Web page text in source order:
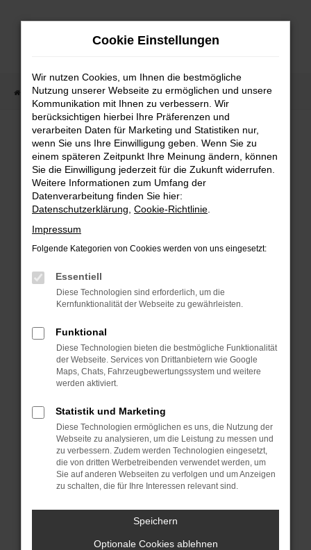
Zum
Startseite Fahrzeugangebote Fahrzeugmarkt
Fahrzeugmarkt
Fehler: Network Error
Beim Laden ist ein Fehler aufgetreten.
Hier sind ein paar Tipps, die dir helfen können:
Überprüfe deine Firewall und deine
Internetverbindung.
deine Suchmaschine?
Prüfe deine Browsererweiterungen.
Manche Erweiterungen, wie Werbeblocker,
können das Laden bestimmter Seiten
anderen Browser oder in einem privaten
Fenster?
Starte dein Gerät neu.
Das kann manchmal helfen,
vorübergehende Probleme zu beheben.
Stelle sicher, dass dein Browser und dein
Betriebssystem auf dem neuesten Stand
Cookie Einstellungen
Wir nutzen Cookies, um Ihnen die bestmögliche
Nutzung unserer Webseite zu ermöglichen und unsere
Kommunikation mit Ihnen zu verbessern. Wir
berücksichtigen hierbei Ihre Präferenzen und
verarbeiten Daten für Marketing und Statistiken nur,
wenn Sie uns Ihre Einwilligung geben. Wenn Sie zu
einem späteren Zeitpunkt Ihre Meinung ändern, können
Sie die Einwilligung jederzeit für die Zukunft widerrufen.
Weitere Informationen zum Umfang der
Datenverarbeitung finden Sie hier:
Datenschutzerklärung Cookie-Richtlinie
Impressum
Folgende Kategorien von Cookies werden von uns eingesetzt:
Essentiell
Diese Technologien sind erforderlich, um die
Kernfunktionalität der Webseite zu gewährleisten.
Funktional
Diese Technologien bieten die bestmögliche Funktionalität
der Webseite. Services von Drittanbietern wie Google
Maps, Chats, Fahrzeugbewertungssystem und weitere
werden aktiviert.
Statistik und Marketing
Diese Technologien ermöglichen es uns, die Nutzung der
Webseite zu analysieren, um die Leistung zu messen und
zu verbessern. Zudem werden Technologien eingesetzt,
die von dritten Werbetreibenden verwendet werden, um
Sie auf anderen Webseiten zu verfolgen und um Anzeigen
zu schalten, die für Ihre Interessen relevant sind.
Speichern
Optionale Cookies ablehnen